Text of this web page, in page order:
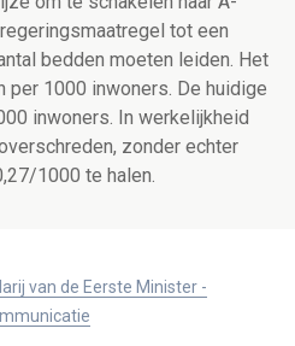
tot een
bedden moeten leiden. Het
per 1000 inwoners. De huidige
inwoners. In werkelijkheid
zonder echter
1000 te halen.
van de Eerste Minister -